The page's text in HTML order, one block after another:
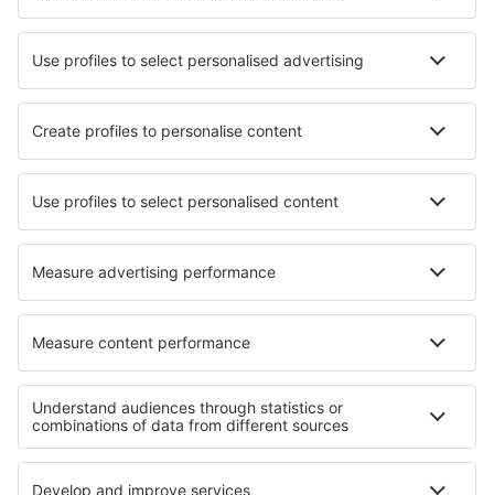
Die besten Hotels - Städte
Hotels in Kollnburg Hotels in Mitterbach
Hotels in Broad Hinton Hotels in Montfaucon
Hotels in Naves (Nord) Hotels in Linthe
Hotels in Dals Langed Hotels in Bouilland
Die besten Hotels - Regionen
Hotels in Livigno Hotels in Italian Alps
Hotels beim Lago Maggiore Hotels in Apulien
Hotels an der Amalfiküste Hotels in Dobrich
Hotels in Cahuita National Park